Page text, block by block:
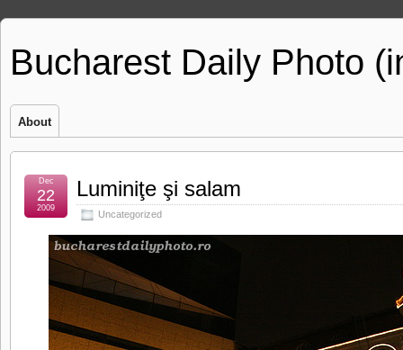
Bucharest Daily Photo
About
Luminiţe şi salam
Uncategorized
Dec
22
2009